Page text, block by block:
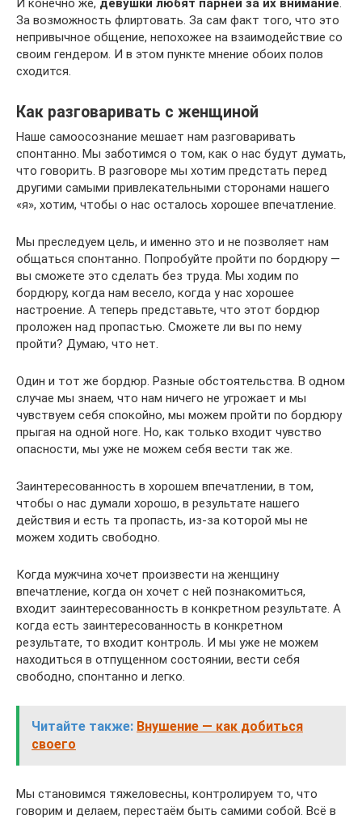
За возможность флиртовать. За сам факт того, что это
непривычное общение, непохожее на взаимодействие со
своим гендером. И в этом пункте мнение обоих полов
сходится.
Как разговаривать с женщиной
Наше самоосознание мешает нам разговаривать
спонтанно. Мы заботимся о том, как о нас будут думать,
что говорить. В разговоре мы хотим предстать перед
другими самыми привлекательными сторонами нашего
«я», хотим, чтобы о нас осталось хорошее впечатление.
Мы преследуем цель, и именно это и не позволяет нам
общаться спонтанно. Попробуйте пройти по бордюру —
вы сможете это сделать без труда. Мы ходим по
бордюру, когда нам весело, когда у нас хорошее
настроение. А теперь представьте, что этот бордюр
проложен над пропастью. Сможете ли вы по нему
пройти? Думаю, что нет.
Один и тот же бордюр. Разные обстоятельства. В одном
случае мы знаем, что нам ничего не угрожает и мы
чувствуем себя спокойно, мы можем пройти по бордюру
прыгая на одной ноге. Но, как только входит чувство
опасности, мы уже не можем себя вести так же.
Заинтересованность в хорошем впечатлении, в том,
чтобы о нас думали хорошо, в результате нашего
действия и есть та пропасть, из-за которой мы не
можем ходить свободно.
Когда мужчина хочет произвести на женщину
впечатление, когда он хочет с ней познакомиться,
входит заинтересованность в конкретном результате. А
когда есть заинтересованность в конкретном
результате, то входит контроль. И мы уже не можем
находиться в отпущенном состоянии, вести себя
свободно, спонтанно и легко.
Читайте также: Внушение — как добиться
своего
Мы становимся тяжеловесны, контролируем то, что
говорим и делаем, перестаём быть самими собой. Всё в